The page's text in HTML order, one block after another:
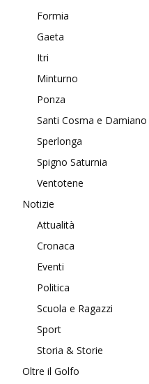
Formia
Gaeta
Itri
Minturno
Ponza
Santi Cosma e Damiano
Sperlonga
Spigno Saturnia
Ventotene
Notizie
Attualità
Cronaca
Eventi
Politica
Scuola e Ragazzi
Sport
Storia & Storie
Oltre il Golfo